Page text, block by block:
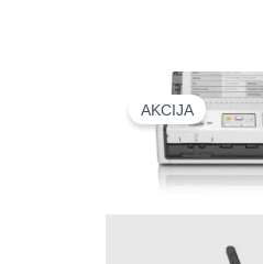
AKCIJA